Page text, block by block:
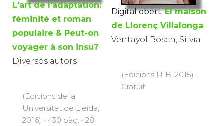
L'art de l'adaptation:
féminité et roman
populaire & Peut-on
voyager à son insu?
Diversos autors
(Edicions de la
Universitat de Lleida,
2016) · 430 pàg. · 28
Digital obert: El malson
de Llorenç Villalonga
Ventayol Bosch, Sílvia
(Edicions UIB, 2015) ·
Gratuït